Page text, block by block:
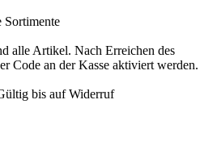
Sortimente
alle Artikel. Nach Erreichen des
Code an der Kasse aktiviert werden.
bis auf Widerruf